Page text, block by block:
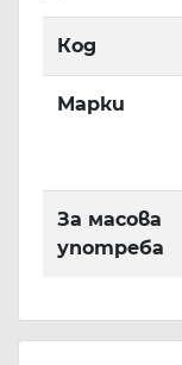
Код
Марки
За масова
употреба